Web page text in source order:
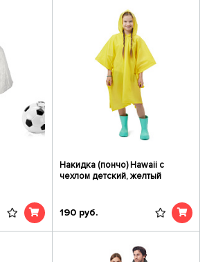
Накидка (пончо) Hawaii c
чехлом детский, желтый
190 руб.